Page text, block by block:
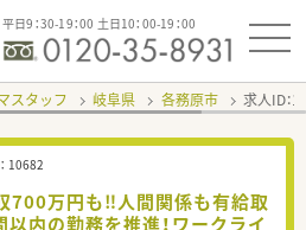
平日9：30-19：00 土日10：00-19：00
スタッフ 岐阜県 各務原市 求人ID：
10682
700万円も‼人間関係も有給取
内の勤務を推進！ワークライ